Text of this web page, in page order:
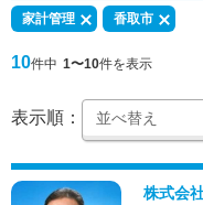
家計管理 香取市
10件中 1〜10件を表示
表示順：
株式会